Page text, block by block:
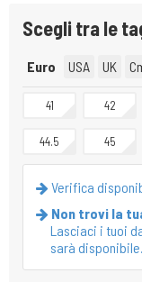
Scegli tra le
Euro USA UK
41 42
44.5 45
Verifica
Non trovi la
Lasciaci i tuoi
sarà disponibile.